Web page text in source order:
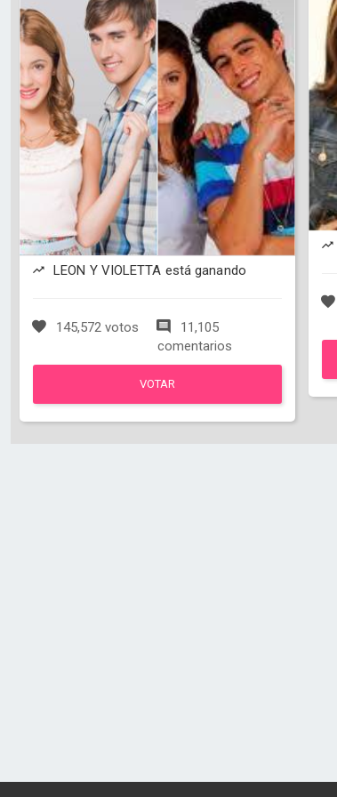
LEON Y VIOLETTA está ganando
145,572 votos
11,105
comentarios
VOTAR